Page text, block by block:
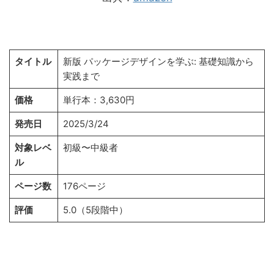
タイトル
新版 パッケージデザインを学ぶ: 基礎知識から
実践まで
価格 単行本：3,630円
発売日 2025/3/24
対象レベ
ル
初級〜中級者
ページ数 176ページ
評価 5.0（5段階中）